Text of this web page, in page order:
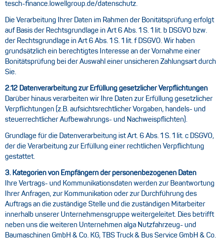
tesch-finance.lowellgroup.de/datenschutz.
Die Verarbeitung Ihrer Daten im Rahmen der Bonitätsprüfung erfolgt
auf Basis der Rechtsgrundlage in Art 6 Abs. 1 S. 1 lit. b DSGVO bzw.
der Rechtsgrundlage in Art 6 Abs. 1 S. 1 lit. f DSGVO. Wir haben
grundsätzlich ein berechtigtes Interesse an der Vornahme einer
Bonitätsprüfung bei der Auswahl einer unsicheren Zahlungsart durch
Sie.
2.12 Datenverarbeitung zur Erfüllung gesetzlicher Verpflichtungen
Darüber hinaus verarbeiten wir Ihre Daten zur Erfüllung gesetzlicher
Verpflichtungen (z.B. aufsichtsrechtlicher Vorgaben, handels- und
steuerrechtlicher Aufbewahrungs- und Nachweispflichten).
Grundlage für die Datenverarbeitung ist Art. 6 Abs. 1 S. 1 lit. c DSGVO,
der die Verarbeitung zur Erfüllung einer rechtlichen Verpflichtung
gestattet.
3. Kategorien von Empfängern der personenbezogenen Daten
Ihre Vertrags- und Kommunikationsdaten werden zur Beantwortung
Ihrer Anfragen, zur Kommunikation oder zur Durchführung des
Auftrags an die zuständige Stelle und die zuständigen Mitarbeiter
innerhalb unserer Unternehmensgruppe weitergeleitet. Dies betrifft
neben uns die weiteren Unternehmen alga Nutzfahrzeug- und
Baumaschinen GmbH & Co. KG, TBS Truck & Bus Service GmbH & Co.